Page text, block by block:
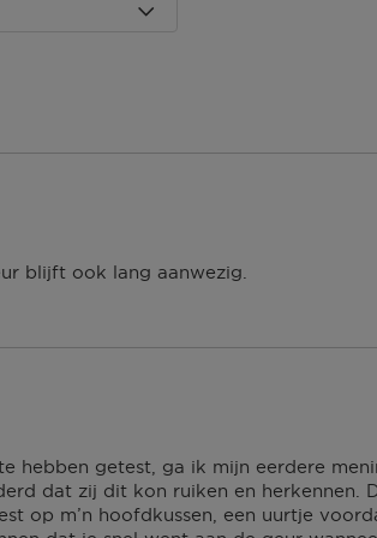
een avant-gardistisch
heb je dan nog
van een
winkel bij jou in de
blijft ook lang aanwezig.
hebben getest, ga ik mijn eerdere
dat zij dit kon ruiken en herkennen.
op m’n hoofdkussen, een uurtje